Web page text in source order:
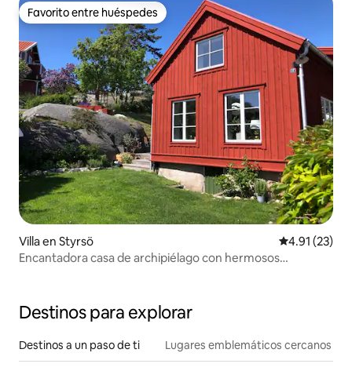
Favorito entre huéspedes
Favorito entre huéspedes
Villa en Styrsö Calificación
4.91 (23)
Encantadora casa de archipiélago con hermosos
Destinos para explorar
Destinos a un paso de ti Lugares emblemáticos cercanos